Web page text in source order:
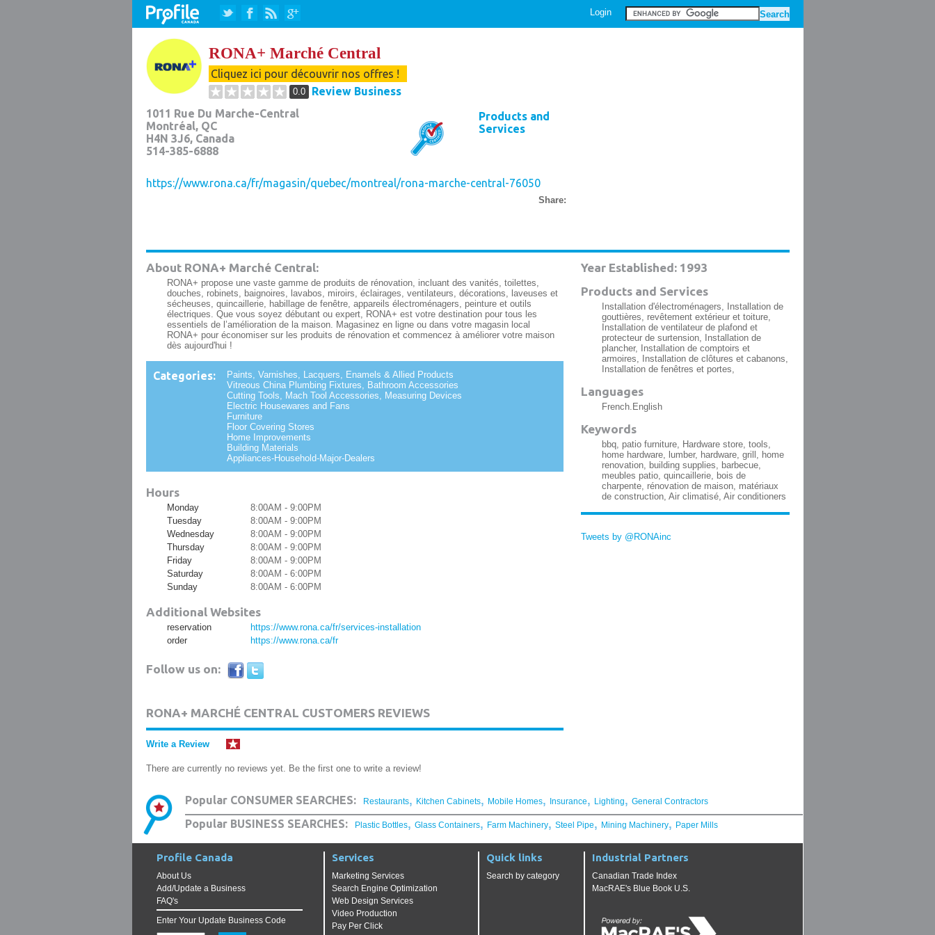
Login
RONA+ Marché Central
Cliquez ici pour découvrir nos offres !
0.0
Review Business
1011 Rue Du Marche-Central
Montréal, QC
H4N 3J6, Canada
514-385-6888
Products and
Services
https://www.rona.ca/fr/magasin/quebec/montreal/rona-marche-central-76050
Share:
About RONA+ Marché Central:
RONA+ propose une vaste gamme de produits de rénovation, incluant des vanités, toilettes,
douches, robinets, baignoires, lavabos, miroirs, éclairages, ventilateurs, décorations, laveuses et
sécheuses, quincaillerie, habillage de fenêtre, appareils électroménagers, peinture et outils
électriques. Que vous soyez débutant ou expert, RONA+ est votre destination pour tous les
essentiels de l’amélioration de la maison. Magasinez en ligne ou dans votre magasin local
RONA+ pour économiser sur les produits de rénovation et commencez à améliorer votre maison
dès aujourd'hui !
Categories:
Paints, Varnishes, Lacquers, Enamels & Allied Products
Vitreous China Plumbing Fixtures, Bathroom Accessories
Cutting Tools, Mach Tool Accessories, Measuring Devices
Electric Housewares and Fans
Furniture
Floor Covering Stores
Home Improvements
Building Materials
Appliances-Household-Major-Dealers
Hours
Monday
8:00AM - 9:00PM
Tuesday
8:00AM - 9:00PM
Wednesday
8:00AM - 9:00PM
Thursday
8:00AM - 9:00PM
Friday
8:00AM - 9:00PM
Saturday
8:00AM - 6:00PM
Sunday
8:00AM - 6:00PM
Additional Websites
reservation
https://www.rona.ca/fr/services-installation
order
https://www.rona.ca/fr
Follow us on:
RONA+ MARCHÉ CENTRAL CUSTOMERS REVIEWS
Write a Review
There are currently no reviews yet. Be the first one to write a review!
Year Established: 1993
Products and Services
Installation d'électroménagers, Installation de
gouttières, revêtement extérieur et toiture,
Installation de ventilateur de plafond et
protecteur de surtension, Installation de
plancher, Installation de comptoirs et
armoires, Installation de clôtures et cabanons,
Installation de fenêtres et portes,
Languages
French.English
Keywords
bbq, patio furniture, Hardware store, tools,
home hardware, lumber, hardware, grill, home
renovation, building supplies, barbecue,
meubles patio, quincaillerie, bois de
charpente, rénovation de maison, matériaux
de construction, Air climatisé, Air conditioners
Tweets by @RONAinc
Popular CONSUMER SEARCHES: Restaurants, Kitchen Cabinets, Mobile Homes, Insurance, Lighting, General Contractors
Popular BUSINESS SEARCHES: Plastic Bottles, Glass Containers, Farm Machinery, Steel Pipe, Mining Machinery, Paper Mills
Profile Canada
About Us
Add/Update a Business
FAQ's
Enter Your Update Business Code
Services
Marketing Services
Search Engine Optimization
Web Design Services
Video Production
Pay Per Click
Quick links
Search by category
Industrial Partners
Canadian Trade Index
MacRAE's Blue Book U.S.